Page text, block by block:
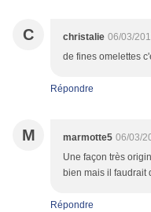
C christalie 06/03/
de fines omelettes
Répondre
M marmotte5 06/03/
Une façon très
bien mais il faudrait
Répondre